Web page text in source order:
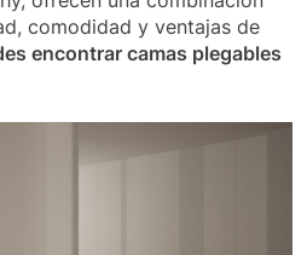
comodidad y ventajas de
encontrar camas plegables